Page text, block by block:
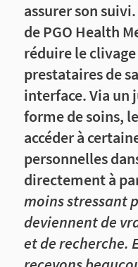
assurer son
de PGO Health
réduire le
prestataires de
interface. Via un
forme de soins,
accéder à
personnelles
directement à
moins stressant
deviennent de
et de recherche.